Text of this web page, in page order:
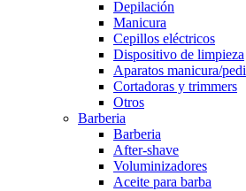
Depilación
Manicura
Cepillos eléctricos
Dispositivo de limpieza
Aparatos manicura/
Cortadoras y trimmers
Otros
Barberia
Barberia
After-shave
Voluminizadores
Aceite para barba